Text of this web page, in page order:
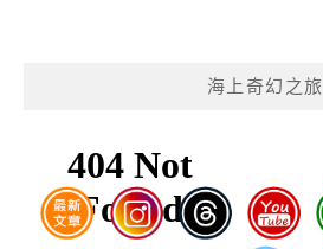
海上奇幻之旅